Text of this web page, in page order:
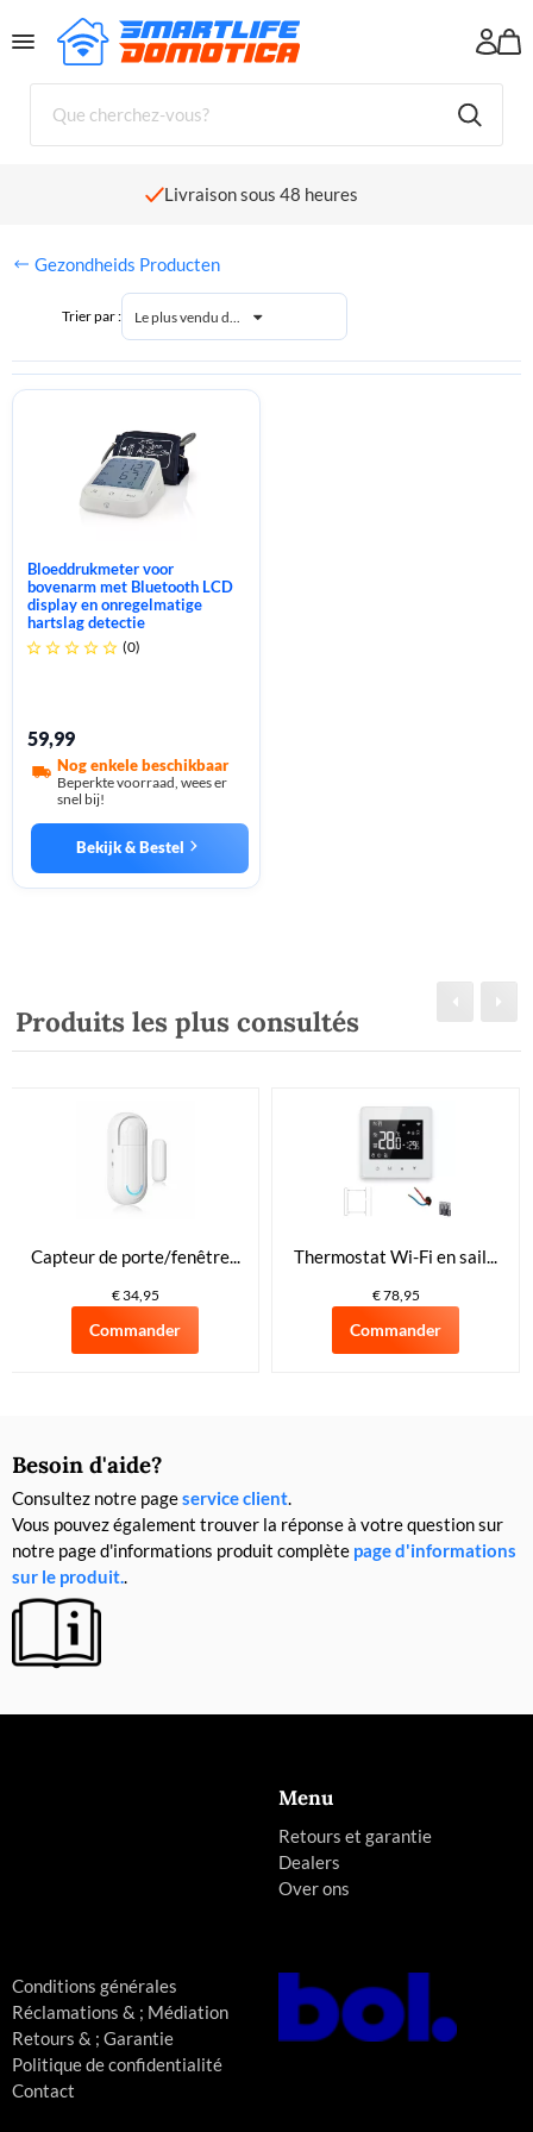
Panier
Il n'y a pour l'instant aucun produit dans votre panier.
Livraison sous 48 heures
Gezondheids Producten
Trier par : Le plus vendu d...
Bloeddrukmeter voor
bovenarm met Bluetooth LCD
display en onregelmatige
hartslag detectie
     (0)
59,99
Nog enkele beschikbaar
Beperkte voorraad, wees er
snel bij!
Bekijk & Bestel
Produits les plus consultés
Capteur de porte/fenêtre...
€ 34,95
Commander
Thermostat Wi-Fi en sail...
€ 78,95
Commander
Besoin d'aide?
Consultez notre pageservice client.
Vous pouvez également trouver la réponse à votre question sur
notre page d'informations produit complète page d'informations
sur le produit..
Menu
Retours et garantie
Dealers
Over ons
Conditions générales
Réclamations & ; Médiation
Retours & ; Garantie
Politique de confidentialité
Contact